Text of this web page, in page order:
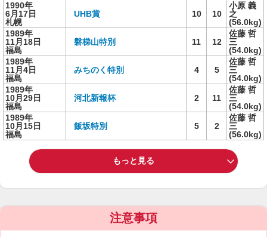
1990年
6月17日
札幌
UHB賞 10 10
小原 義
之
(56.0kg)
1989年
11月18日
福島
磐梯山特別 11 12
佐藤 哲
三
(54.0kg)
1989年
11月4日
福島
みちのく特別 4 5
佐藤 哲
三
(54.0kg)
1989年
10月29日
福島
河北新報杯 2 11
佐藤 哲
三
(54.0kg)
1989年
10月15日
福島
飯坂特別 5 2
佐藤 哲
三
(56.0kg)
もっと見る
注意事項